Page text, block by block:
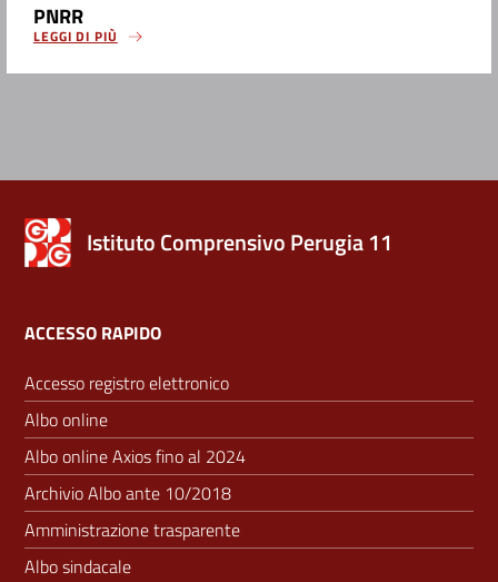
PNRR
LEGGI DI PIÙ
Istituto Comprensivo Perugia 11
ACCESSO RAPIDO
Accesso registro elettronico
Albo online
Albo online Axios fino al 2024
Archivio Albo ante 10/2018
Amministrazione trasparente
Albo sindacale